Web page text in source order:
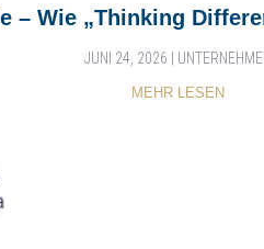
– Wie „Thinking
JUNI 24, 2026
MEHR LESEN